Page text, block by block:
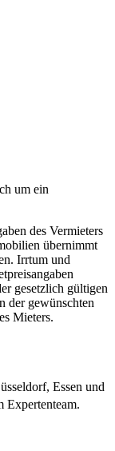
um ein
des Vermieters
übernimmt
Irrtum und
gesetzlich gültigen
der gewünschten
Mieters.
Essen und
Expertenteam.